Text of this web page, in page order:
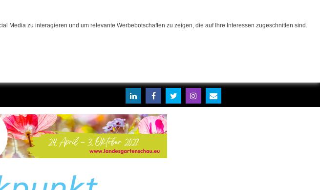
Media zu interagieren und um relevante Werbebotschaften zu zeigen, die auf Ihre Interessen zugeschnitten sind.